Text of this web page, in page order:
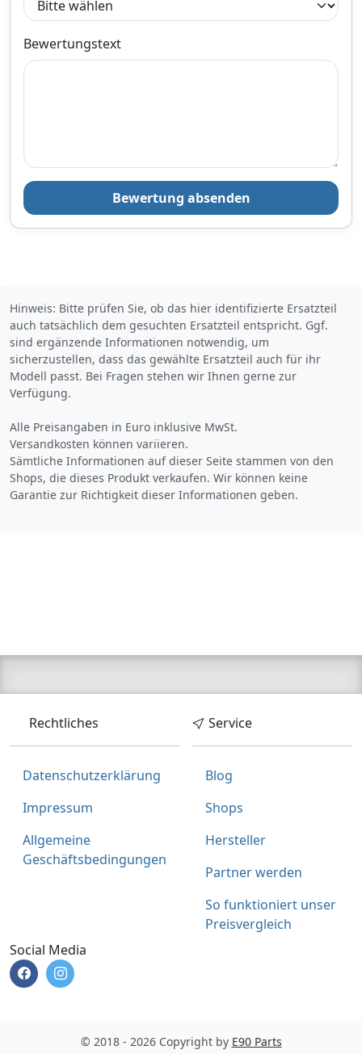
Bewertungstext
Bewertung absenden
Hinweis: Bitte prüfen Sie, ob das hier identifizierte Ersatzteil
auch tatsächlich dem gesuchten Ersatzteil entspricht. Ggf.
sind ergänzende Informationen notwendig, um
sicherzustellen, dass das gewählte Ersatzteil auch für ihr
Modell passt. Bei Fragen stehen wir Ihnen gerne zur
Verfügung.
Alle Preisangaben in Euro inklusive MwSt.
Versandkosten können variieren.
Sämtliche Informationen auf dieser Seite stammen von den
Shops, die dieses Produkt verkaufen. Wir können keine
Garantie zur Richtigkeit dieser Informationen geben.
Rechtliches
Datenschutzerklärung
Impressum
Allgemeine
Geschäftsbedingungen
Service
Blog
Shops
Hersteller
Partner werden
So funktioniert unser
Preisvergleich
Social Media
© 2018 - 2026 Copyright by E90 Parts